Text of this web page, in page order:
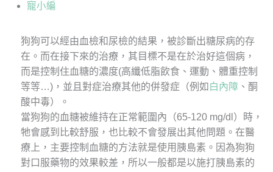
寵小編
狗狗可以經由血檢和尿檢的結果，被診斷出糖尿病的存
在。而在接下來的治療，其目標不是在於治好這個病，
而是控制住血糖的濃度(高纖低脂飲食、運動、體重控制
等等…)，並且對症治療其他的併發症（例如 白內障、酮
酸中毒）。
當狗狗的血糖被維持在正常範圍內（65-120 mg/dl）時，
牠會感到比較舒服，也比較不會發展出其他問題。在醫
療上，主要控制血糖的方法就是使用胰島素。因為狗狗
對口服藥物的效果較差，所以一般都是以施打胰島素的